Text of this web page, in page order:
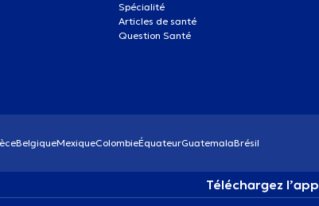
Spécialité
Articles de santé
Question Santé
BelgiqueMexiqueColombieÉquateurGuatemalaBrésil
Téléchargez l’app